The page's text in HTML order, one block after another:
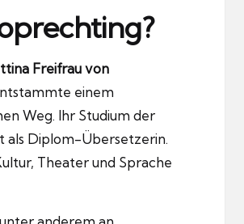
Freifrau von
einem
Weg. Ihr Studium der
als Diplom-Übersetzerin.
Theater und Sprache